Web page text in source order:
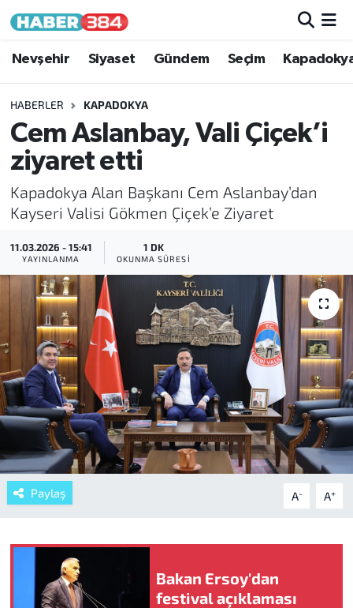
Nevşehir Siyaset Gündem Seçim
HABERLER KAPADOKYA
Cem Aslanbay, Vali Çiçek’i
ziyaret etti
Kapadokya Alan Başkanı Cem Aslanbay’dan
Kayseri Valisi Gökmen Çiçek’e Ziyaret
11.03.2026 - 15:41
YAYINLANMA
1 DK
OKUNMA SÜRESI
Paylaş A- A+
Bakan Ersoy'dan
festival açıklaması
Nöbetçi Eczaneler
Hava Durumu
Trafik Durumu
Tüm Manşetler
Son Dakika Haberleri
Haber Arşivi